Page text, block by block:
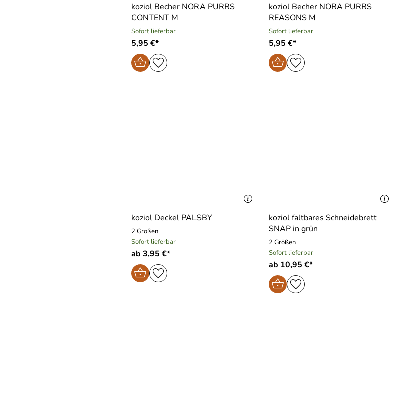
koziol Becher NORA PURRS
CONTENT M
Sofort lieferbar
5,95 €*
koziol Becher NORA PURRS
REASONS M
Sofort lieferbar
5,95 €*
koziol Deckel PALSBY
2 Größen
Sofort lieferbar
ab 3,95 €*
koziol faltbares Schneidebrett
SNAP in grün
2 Größen
Sofort lieferbar
ab 10,95 €*